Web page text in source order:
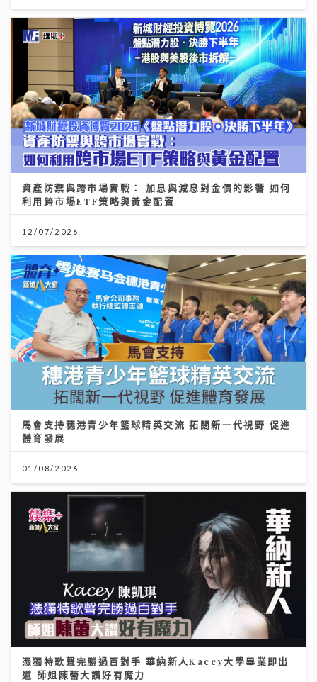
資產防禦與跨市場實戰： 加息與減息對金價的影響 如何
利用跨市場ETF策略與黃金配置
12/07/2026
馬會支持穗港青少年籃球精英交流 拓闊新一代視野 促進
體育發展
01/08/2026
憑獨特歌聲完勝過百對手 華納新人Kacey大學畢業即出
道 師姐陳蕾大讚好有魔力